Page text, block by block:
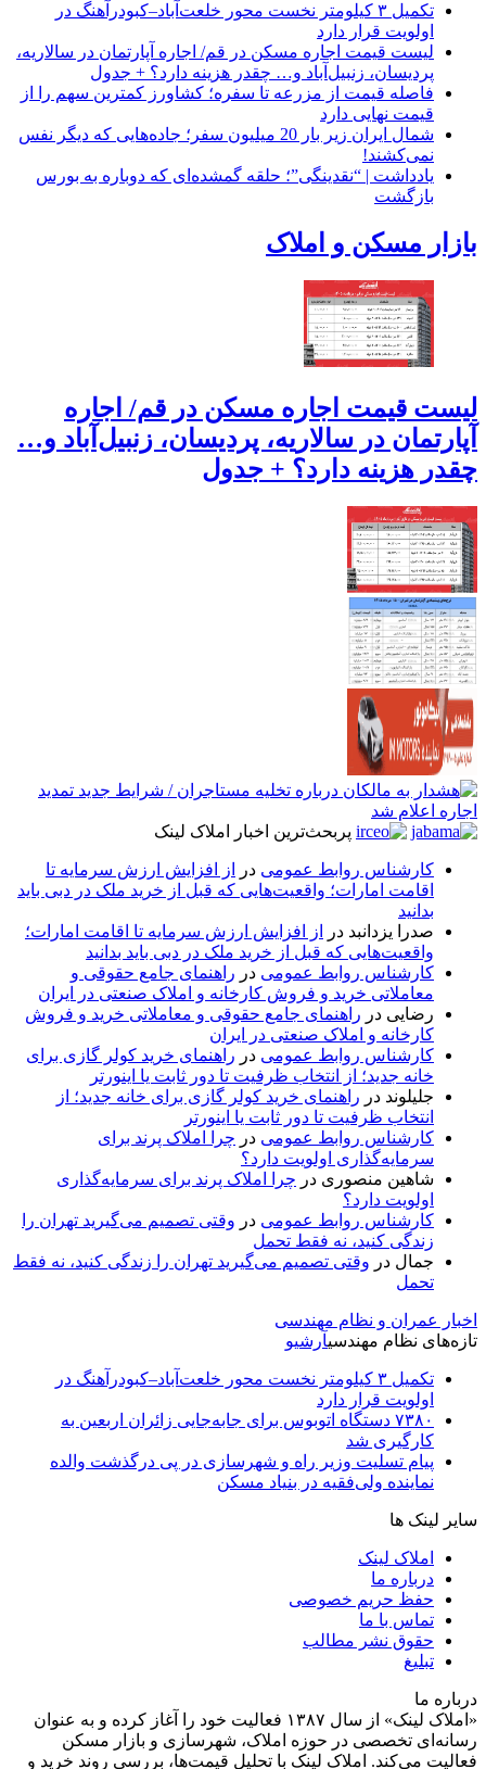
تکمیل ۳ کیلومتر نخست محور خلعت‌آباد–کبودرآهنگ در
اولویت قرار دارد
لیست قیمت اجاره مسکن در قم/ اجاره آپارتمان در سالاریه،
پردیسان، زنبیل‌آباد و… چقدر هزینه دارد؟ + جدول
فاصله قیمت از مزرعه تا سفره؛ کشاورز کمترین سهم را از
قیمت نهایی دارد
شمال ایران زیر بار 20 میلیون سفر؛ جاده‌هایی که دیگر نفس
نمی‌کشند!
یادداشت | “نقدینگی”؛ حلقه گمشده‌ای که دوباره به بورس
بازگشت
بازار مسکن و املاک
لیست قیمت اجاره مسکن در قم/ اجاره
آپارتمان در سالاریه، پردیسان، زنبیل‌آباد و…
چقدر هزینه دارد؟ + جدول
پربحث‌ترین اخبار املاک لینک
کارشناس روابط عمومی در
از افزایش ارزش سرمایه تا
اقامت امارات؛ واقعیت‌هایی که قبل از خرید ملک در دبی باید
بدانید
صدرا یزدانبد در
از افزایش ارزش سرمایه تا اقامت امارات؛
واقعیت‌هایی که قبل از خرید ملک در دبی باید بدانید
کارشناس روابط عمومی در راهنمای جامع حقوقی و
معاملاتی خرید و فروش کارخانه و املاک صنعتی در ایران
رضایی در راهنمای جامع حقوقی و معاملاتی خرید و فروش
کارخانه و املاک صنعتی در ایران
کارشناس روابط عمومی در راهنمای خرید کولر گازی برای
خانه جدید؛ از انتخاب ظرفیت تا دور ثابت یا اینورتر
جلیلوند در راهنمای خرید کولر گازی برای خانه جدید؛ از
انتخاب ظرفیت تا دور ثابت یا اینورتر
کارشناس روابط عمومی در چرا املاک پرند برای
سرمایه‌گذاری اولویت دارد؟
شاهین منصوری در چرا املاک پرند برای سرمایه‌گذاری
اولویت دارد؟
کارشناس روابط عمومی در وقتی تصمیم می‌گیرید تهران را
زندگی کنید، نه فقط تحمل
جمال در وقتی تصمیم می‌گیرید تهران را زندگی کنید، نه فقط
تحمل
اخبار عمران و نظام مهندسی
تازه‌های نظام مهندسیآرشیو
تکمیل ۳ کیلومتر نخست محور خلعت‌آباد–کبودرآهنگ در
اولویت قرار دارد
۷۳۸۰ دستگاه اتوبوس برای جابه‌جایی زائران اربعین به‌
کارگیری شد
پیام تسلیت وزیر راه و شهرسازی در پی درگذشت والده
نماینده ولی‌فقیه در بنیاد مسکن
سایر لینک ها
املاک لینک
درباره ما
حفظ حریم خصوصی
تماس با ما
حقوق نشر مطالب
تبلیغ
درباره ما
«املاک لینک» از سال ۱۳۸۷ فعالیت خود را آغاز کرده و به عنوان
رسانه‌ای تخصصی در حوزه املاک، شهرسازی و بازار مسکن
فعالیت می‌کند. املاک لینک با تحلیل قیمت‌ها، بررسی روند خرید و